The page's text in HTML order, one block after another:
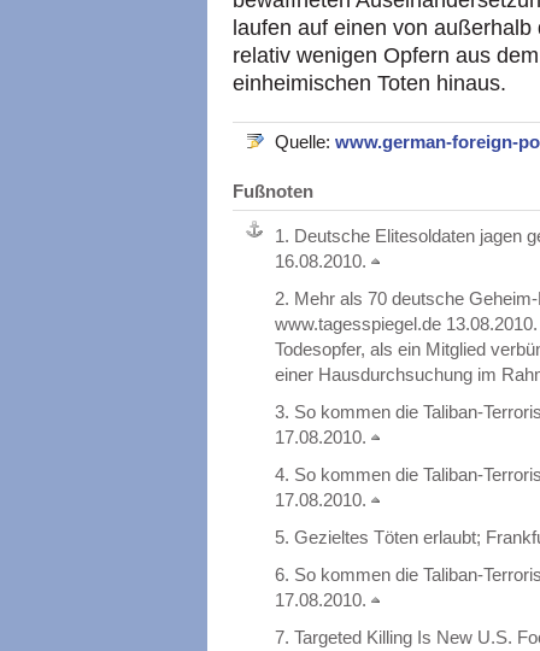
laufen auf einen von
relativ wenigen Opfern aus
einheimischen Toten hinaus.
Quelle: www.german-foreign-
Fußnoten
1. Deutsche Elitesoldaten jagen
16.08.2010.
2. Mehr als 70 deutsche
www.tagesspiegel.de
Todesopfer, als ein Mitglied
einer Hausdurchsuchung im
3. So kommen die Taliban-
17.08.2010.
4. So kommen die Taliban-
17.08.2010.
5. Gezieltes Töten erlaubt;
6. So kommen die Taliban-
17.08.2010.
7. Targeted Killing Is New U.S.